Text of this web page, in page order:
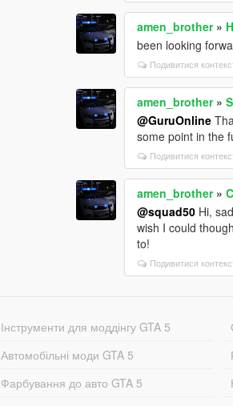
amen_brother»
been looking
Подивитися
amen_brother»
@GuruOnline
some point in the
Подивитися
amen_brother»
@squad50 Hi,
wish I could
to!
Подивитися
Інструменти для моддінгу GTA 5
Автомобільні моди GTA 5
Фарбування до авто GTA 5